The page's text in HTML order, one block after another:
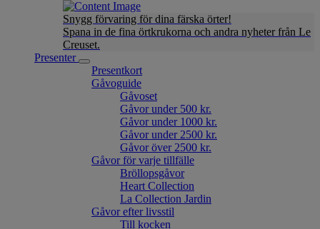
Snygg förvaring för dina färska örter!
Spana in de fina örtkrukorna och andra nyheter från Le
Creuset.
Presenter
Presentkort
Gåvoguide
Gåvoset
Gåvor under 500 kr.
Gåvor under 1000 kr.
Gåvor under 2500 kr.
Gåvor över 2500 kr.
Gåvor för varje tillfälle
Bröllopsgåvor
Heart Collection
La Collection Jardin
Gåvor efter livsstil
Till kocken